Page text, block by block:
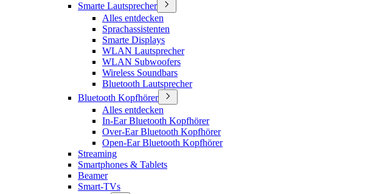
Smarte Lautsprecher
Alles entdecken
Sprachassistenten
Smarte Displays
WLAN Lautsprecher
WLAN Subwoofers
Wireless Soundbars
Bluetooth Lautsprecher
Bluetooth Kopfhörer
Alles entdecken
In-Ear Bluetooth Kopfhörer
Over-Ear Bluetooth Kopfhörer
Open-Ear Bluetooth Kopfhörer
Streaming
Smartphones & Tablets
Beamer
Smart-TVs